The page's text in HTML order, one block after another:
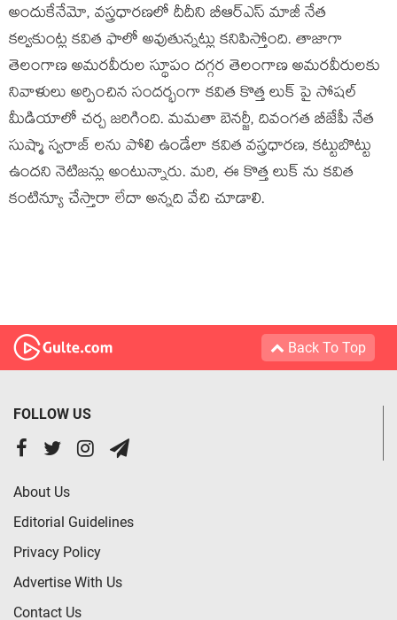
అందుకేనేమో, వస్త్రధారణలో దీదీని బీఆర్ఎస్ మాజీ నేత
కల్వకుంట్ల కవిత ఫాలో అవుతున్నట్లు కనిపిస్తోంది. తాజాగా
తెలంగాణ అమరవీరుల స్థూపం దగ్గర తెలంగాణ అమరవీరులకు
నివాళులు అర్పించిన సందర్భంగా కవిత కొత్త లుక్ పై సోషల్
మీడియాలో చర్చ జరిగింది. మమతా బెనర్జీ, దివంగత బీజేపీ నేత
సుష్మా స్వరాజ్ లను పోలి ఉండేలా కవిత వస్త్రధారణ, కట్టుబొట్టు
ఉందని నెటిజన్లు అంటున్నారు. మరి, ఈ కొత్త లుక్ ను కవిత
కంటిన్యూ చేస్తారా లేదా అన్నది వేచి చూడాలి.
Back To Top
FOLLOW US
About Us
Editorial Guidelines
Privacy Policy
Advertise With Us
Contact Us